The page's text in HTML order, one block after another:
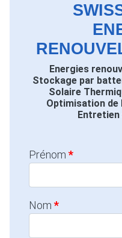
Energies
Stockage par
Solaire
Optimisation de
Entretien
Prénom
Nom